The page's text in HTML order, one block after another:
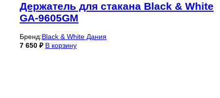
Держатель для стакана Black & White
GA-9605GM
Бренд:Black & White Дания
7 650 ₽ В корзину